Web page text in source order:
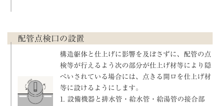
配管点検口の設置
構造躯体と仕上げに影響を及ぼさずに、配管の点
検等が行えるよう次の部分が仕上げ材等により隠
ぺいされている場合には、点きる開ロを仕上げ材
等に設けるようにします。
1. 設備機器と排水管・給水管・給湯管の接合部